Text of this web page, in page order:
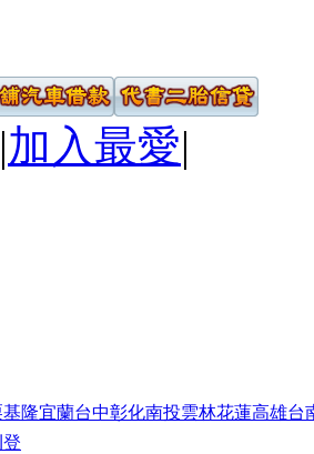
|加入最愛|
基隆宜蘭台中彰化南投雲林花蓮高雄台